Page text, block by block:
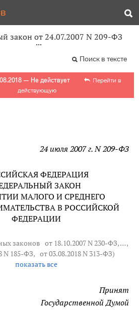
закон от 24.07.2007 N 209-ФЗ
Поиск в тексте
— Не действует
Перейти в
действующую
24 июля 2007 г. N 209-ФЗ
ФЕДЕРАЦИЯ
ЗАКОН
МАЛОГО И СРЕДНЕГО
В РОССИЙСКОЙ
ФЕДЕРАЦИИ
законов от 18.10.2007 N 230-ФЗ, … ,
N 185-ФЗ, от 03.08.2018 N 313-ФЗ)
показать все
Принят
Государственной Думой